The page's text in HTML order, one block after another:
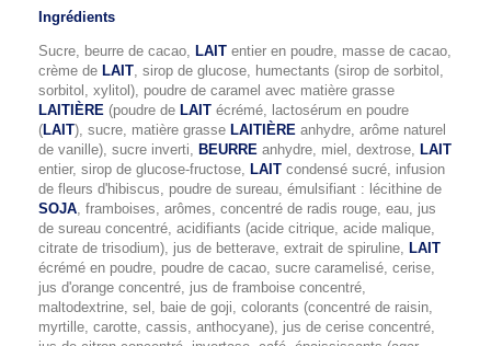
Ingrédients
Sucre, beurre de cacao, LAIT entier en poudre, masse de cacao,
crème de LAIT, sirop de glucose, humectants (sirop de sorbitol,
sorbitol, xylitol), poudre de caramel avec matière grasse
LAITIÈRE (poudre de LAIT écrémé, lactosérum en poudre
(LAIT), sucre, matière grasse LAITIÈRE anhydre, arôme naturel
de vanille), sucre inverti, BEURRE anhydre, miel, dextrose, LAIT
entier, sirop de glucose-fructose, LAIT condensé sucré, infusion
de fleurs d'hibiscus, poudre de sureau, émulsifiant : lécithine de
SOJA, framboises, arômes, concentré de radis rouge, eau, jus
de sureau concentré, acidifiants (acide citrique, acide malique,
citrate de trisodium), jus de betterave, extrait de spiruline, LAIT
écrémé en poudre, poudre de cacao, sucre caramelisé, cerise,
jus d'orange concentré, jus de framboise concentré,
maltodextrine, sel, baie de goji, colorants (concentré de raisin,
myrtille, carotte, cassis, anthocyane), jus de cerise concentré,